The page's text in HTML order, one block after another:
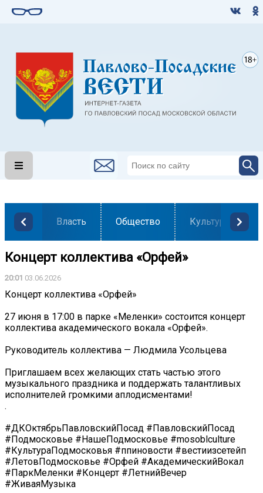
Власть Общество Культура
Концерт коллектива «Орфей»
20:01 03.06.2026
Концерт коллектива «Орфей»
27 июня в 17:00 в парке «Меленки» состоится концерт
коллектива академического вокала «Орфей».
Руководитель коллектива — Людмила Усольцева
Приглашаем всех желающих стать частью этого
музыкального праздника и поддержать талантливых
исполнителей громкими аплодисментами! ️
.
#ДКОктябрьПавловскийПосад #ПавловскийПосад
#Подмосковье #НашеПодмосковье #mosoblculture
#КультураПодмосковья #ппиновости #вестиизсетейп
#ЛетовПодмосковье #Орфей #АкадемическийВокал
#ПаркМеленки #Концерт #ЛетнийВечер
#ЖиваяМузыка